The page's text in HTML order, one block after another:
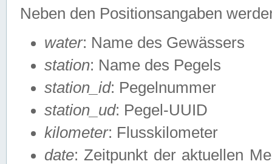
Neben den Positionsangaben
water: Name des Gewässers
station: Name des Pegels
station_id: Pegelnummer
station_ud: Pegel-UUID
kilometer: Flusskilometer
date: Zeitpunkt der aktuellen